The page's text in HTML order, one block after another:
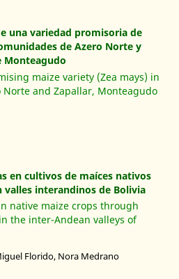
una variedad promisoria de
de Azero Norte y
Monteagudo
maize variety (Zea mays) in
and Zapallar, Monteagudo
en cultivos de maíces nativos
interandinos de Bolivia
native maize crops through
the inter-Andean valleys of
Florido, Nora Medrano